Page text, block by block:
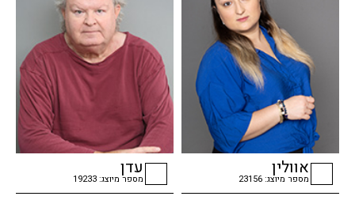
אוולין
מספר מיוצג: 23156
עדן
מספר מיוצג: 19233